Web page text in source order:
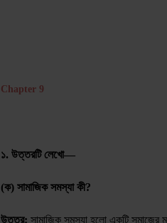
Chapter 9
১. উত্তরটি লেখো—
(ক) সামাজিক সমস্যা কী?
উত্তর: সামাজিক সমস্যা হলো একটি সমাজের